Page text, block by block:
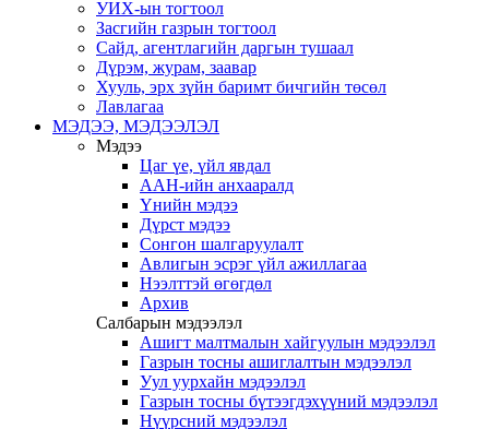
УИХ-ын тогтоол
Засгийн газрын тогтоол
Сайд, агентлагийн даргын тушаал
Дүрэм, журам, заавар
Хууль, эрх зүйн баримт бичгийн төсөл
Лавлагаа
МЭДЭЭ, МЭДЭЭЛЭЛ
Мэдээ
Цаг үе, үйл явдал
ААН-ийн анхааралд
Үнийн мэдээ
Дүрст мэдээ
Сонгон шалгаруулалт
Авлигын эсрэг үйл ажиллагаа
Нээлттэй өгөгдөл
Архив
Салбарын мэдээлэл
Ашигт малтмалын хайгуулын мэдээлэл
Газрын тосны ашиглалтын мэдээлэл
Уул уурхайн мэдээлэл
Газрын тосны бүтээгдэхүүний мэдээлэл
Нүүрсний мэдээлэл